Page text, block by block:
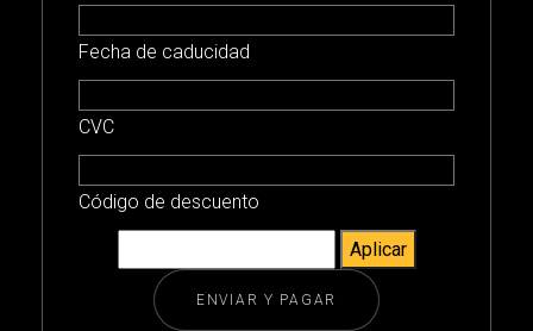
Fecha de caducidad
CVC
Código de descuento